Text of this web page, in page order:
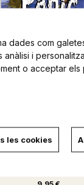
ESPANTAOCELLS
MITJANIT
dades com
i
o acceptar
les cookies